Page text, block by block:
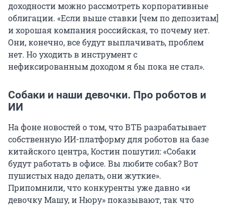
доходности можно рассмотреть корпоративные
облигации. «Если выше ставки [чем по депозитам]
и хорошая компания российская, то почему нет.
Они, конечно, все будут выплачивать, проблем
нет. Но уходить в инструмент с
нефиксированным доходом я бы пока не стал».
Собаки и наши девочки. Про роботов и
ИИ
На фоне новостей о том, что ВТБ разрабатывает
собственную ИИ-платформу для роботов на базе
китайского центра, Костин пошутил: «Собаки
будут работать в офисе. Вы любите собак? Вот
пушистых надо делать, они жуткие».
Припомнили, что конкуренты уже давно «и
девочку Машу, и Нюру» показывают, так что